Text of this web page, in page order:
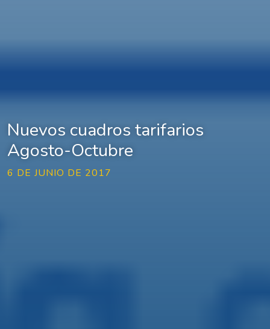
Nuevos cuadros tarifarios
Agosto-Octubre
6 DE JUNIO DE 2017